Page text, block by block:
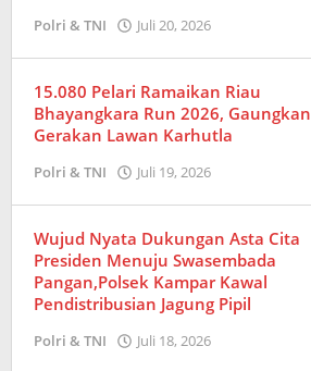
Polri & TNI Juli 20, 2026
15.080 Pelari Ramaikan Riau
Bhayangkara Run 2026, Gaungkan
Gerakan Lawan Karhutla
Polri & TNI Juli 19, 2026
Wujud Nyata Dukungan Asta Cita
Presiden Menuju Swasembada
Pangan,Polsek Kampar Kawal
Pendistribusian Jagung Pipil
Polri & TNI Juli 18, 2026